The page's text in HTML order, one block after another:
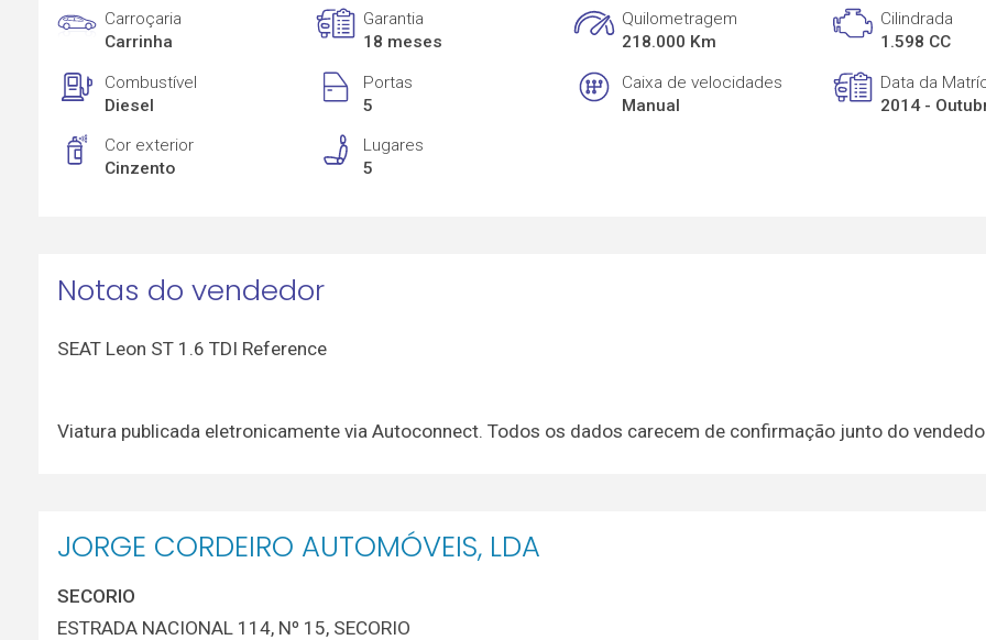
Carroçaria
Carrinha
Garantia
18 meses
Quilometragem
218.000 Km
Cilindrada
1.598 CC
Combustível
Diesel
Portas
5
Caixa de velocidades
Manual
Data da
2014 -
Cor exterior
Cinzento
Lugares
5
Notas do vendedor
SEAT Leon ST 1.6 TDI Reference
Viatura publicada eletronicamente via Autoconnect. Todos os dados carecem de confirmação junto do
JORGE CORDEIRO AUTOMÓVEIS, LDA
SECORIO
ESTRADA NACIONAL 114, Nº 15, SECORIO